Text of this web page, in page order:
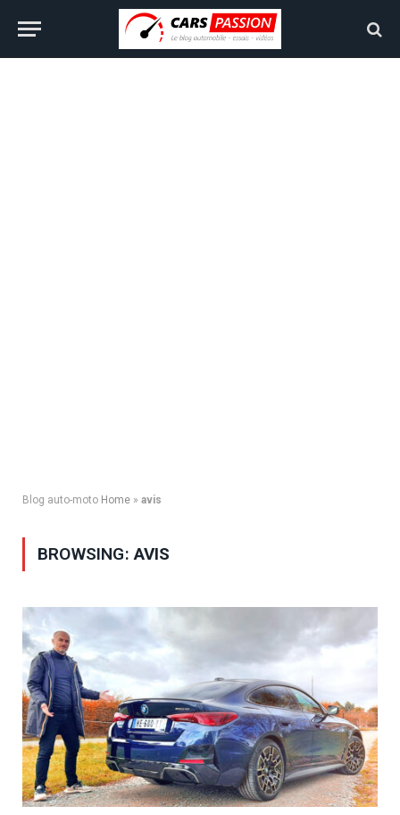
Blog auto-moto Home » avis
BROWSING:AVIS